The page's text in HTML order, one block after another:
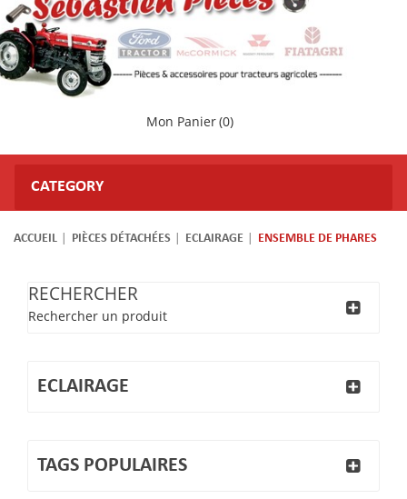
Mon Panier(0)
CATEGORY
ACCUEIL PIÈCES DÉTACHÉES ECLAIRAGE ENSEMBLE DE PHARES
RECHERCHER
Rechercher un produit
ECLAIRAGE
TAGS POPULAIRES